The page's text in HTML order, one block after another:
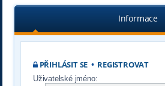
Informace
PŘIHLÁSIT SE • REGISTROVAT
Uživatelské jméno: